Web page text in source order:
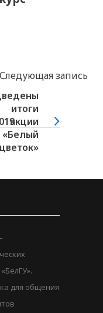
Следующая запись
итоги
акции
«Белый
цветок»
для общения